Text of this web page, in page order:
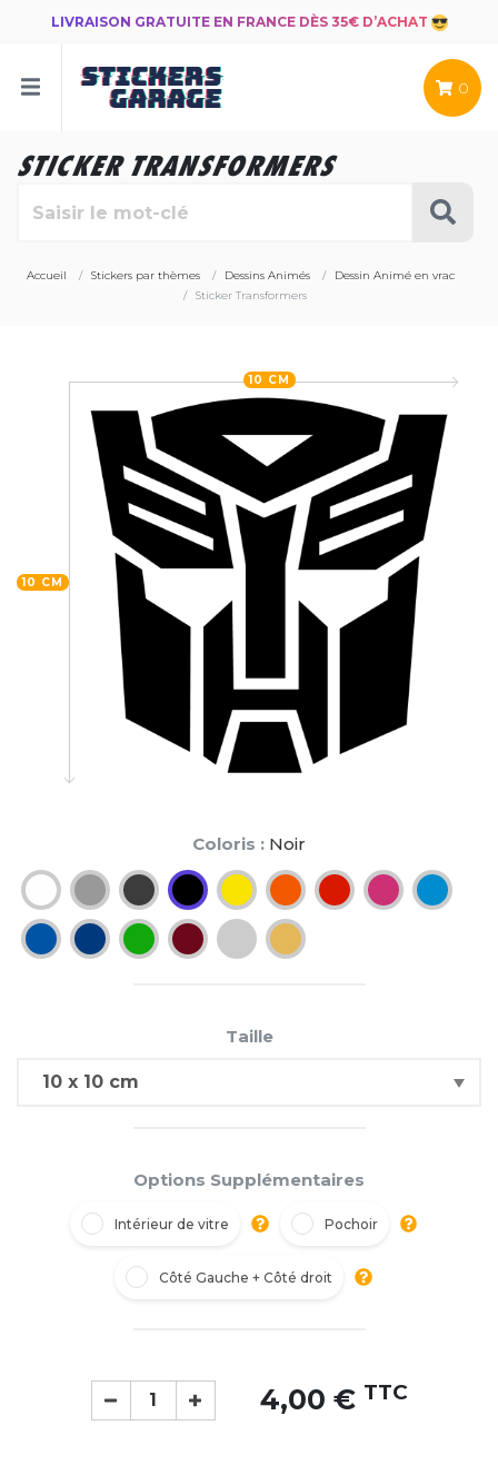
LIVRAISON GRATUITE EN FRANCE DÈS 35€ D’ACHAT
0
STICKER TRANSFORMERS
Accueil Stickers par thèmes Dessins Animés
Dessin Animé en vrac
Sticker Transformers
10 CM
10 CM
Coloris : Noir
Taille
Options Supplémentaires
Intérieur de vitre Pochoir
Côté Gauche + Côté droit
4,00 € TTC